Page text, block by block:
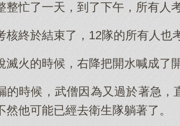
整忙了一天，到了下午，所有人
核終於結束了，12隊的所有人也
滅火的時候，右降把開水喊成了
的時候，武僧因為又過於著急
然他可能已經去衛生隊躺著了。